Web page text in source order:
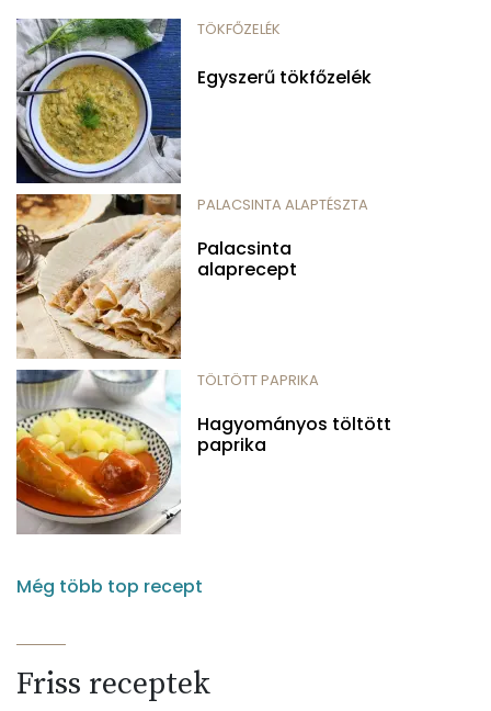
TÖKFŐZELÉK
Egyszerű tökfőzelék
PALACSINTA ALAPTÉSZTA
Palacsinta
alaprecept
TÖLTÖTT PAPRIKA
Hagyományos töltött
paprika
Még több top recept
Friss receptek